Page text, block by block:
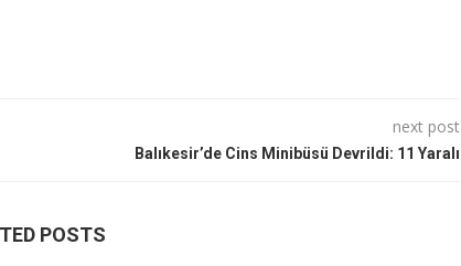
next post
Balıkesir’de Cins Minibüsü Devrildi: 11 Yaralı
POSTS